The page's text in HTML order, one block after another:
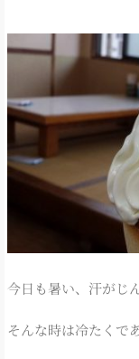
今日も暑い、汗がじ
そんな時は冷たくで